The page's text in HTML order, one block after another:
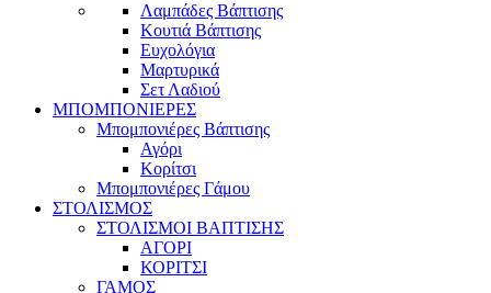
Λαμπάδες Βάπτισης
Κουτιά Βάπτισης
Ευχολόγια
Μαρτυρικά
Σετ Λαδιού
ΜΠΟΜΠΟΝΙΕΡΕΣ
Μπομπονιέρες Βάπτισης
Αγόρι
Κορίτσι
Μπομπονιέρες Γάμου
ΣΤΟΛΙΣΜΟΣ
ΣΤΟΛΙΣΜΟΙ ΒΑΠΤΙΣΗΣ
ΑΓΟΡΙ
ΚΟΡΙΤΣΙ
ΓΑΜΟΣ